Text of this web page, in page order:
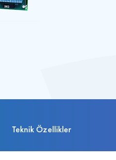
Teknik Özellikler